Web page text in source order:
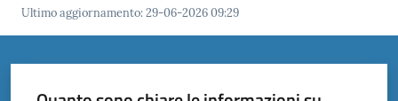
Novità
Servizi
Ultimo aggiornamento:29-06-2026 09:29